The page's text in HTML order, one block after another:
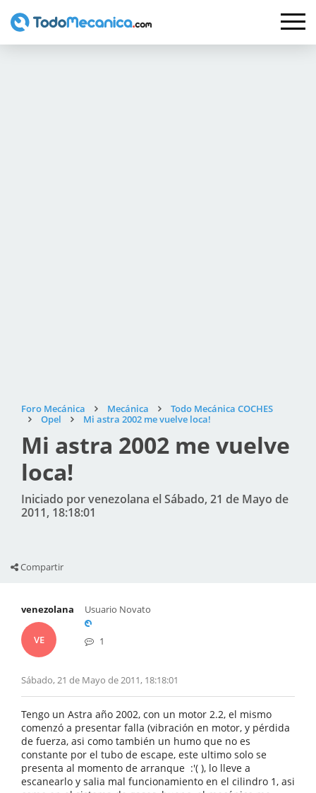
Foro Mecánica Mecánica
Todo Mecánica COCHES
Opel
Mi astra 2002 me vuelve loca!
Mi astra 2002 me vuelve
loca!
Iniciado por venezolana el Sábado, 21 de Mayo de
2011, 18:18:01
Compartir
venezolana
VE
Usuario Novato
1
Sábado, 21 de Mayo de 2011, 18:18:01
Tengo un Astra año 2002, con un motor 2.2, el mismo
comenzó a presentar falla (vibración en motor, y pérdida
de fuerza, asi como también un humo que no es
constante por el tubo de escape, este ultimo solo se
presenta al momento de arranque :'( ), lo lleve a
escanearlo y salia mal funcionamiento en el cilindro 1, asi